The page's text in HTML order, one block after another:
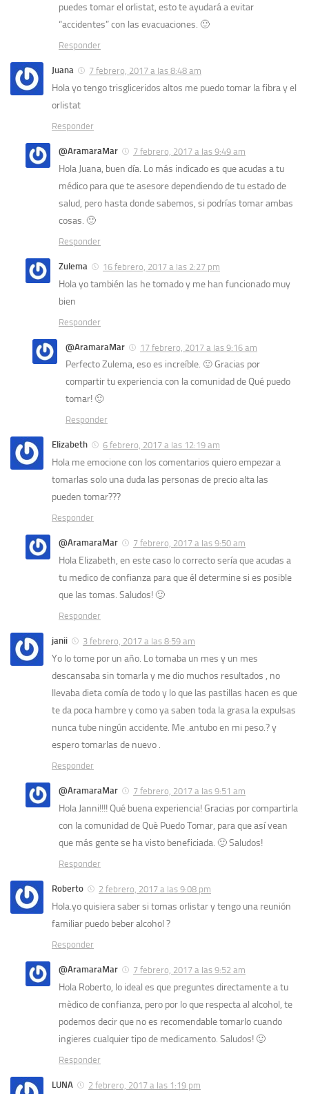
puedes tomar el orlistat, esto te ayudará a evitar
“accidentes” con las evacuaciones. 🙂
Responder
Juana 7 febrero, 2017 a las 8:48 am
Hola yo tengo trisgliceridos altos me puedo tomar la fibra y el
orlistat
Responder
@AramaraMar 7 febrero, 2017 a las 9:49 am
Hola Juana, buen día. Lo más indicado es que acudas a tu
médico para que te asesore dependiendo de tu estado de
salud, pero hasta donde sabemos, si podrías tomar ambas
cosas. 🙂
Responder
Zulema 16 febrero, 2017 a las 2:27 pm
Hola yo también las he tomado y me han funcionado muy
bien
Responder
@AramaraMar 17 febrero, 2017 a las 9:16 am
Perfecto Zulema, eso es increíble. 🙂 Gracias por
compartir tu experiencia con la comunidad de Qué puedo
tomar! 🙂
Responder
Elizabeth 6 febrero, 2017 a las 12:19 am
Hola me emocione con los comentarios quiero empezar a
tomarlas solo una duda las personas de precio alta las
pueden tomar???
Responder
@AramaraMar 7 febrero, 2017 a las 9:50 am
Hola Elizabeth, en este caso lo correcto sería que acudas a
tu medico de confianza para que él determine si es posible
que las tomas. Saludos! 🙂
Responder
janii 3 febrero, 2017 a las 8:59 am
Yo lo tome por un año. Lo tomaba un mes y un mes
descansaba sin tomarla y me dio muchos resultados , no
llevaba dieta comía de todo y lo que las pastillas hacen es que
te da poca hambre y como ya saben toda la grasa la expulsas
nunca tube ningún accidente. Me .antubo en mi peso.? y
espero tomarlas de nuevo .
Responder
@AramaraMar 7 febrero, 2017 a las 9:51 am
Hola Janni!!!! Qué buena experiencia! Gracias por compartirla
con la comunidad de Què Puedo Tomar, para que así vean
que más gente se ha visto beneficiada. 🙂 Saludos!
Responder
Roberto 2 febrero, 2017 a las 9:08 pm
Hola.yo quisiera saber si tomas orlistar y tengo una reunión
familiar puedo beber alcohol ?
Responder
@AramaraMar 7 febrero, 2017 a las 9:52 am
Hola Roberto, lo ideal es que preguntes directamente a tu
mèdico de confianza, pero por lo que respecta al alcohol, te
podemos decir que no es recomendable tomarlo cuando
ingieres cualquier tipo de medicamento. Saludos! 🙂
Responder
LUNA 2 febrero, 2017 a las 1:19 pm